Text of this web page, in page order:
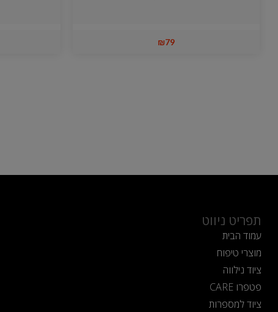
₪79
תפריט ניווט
עמוד הבית
מוצרי טיפוח
ציוד נילווה
פטפרו CARE
ציוד למספרות